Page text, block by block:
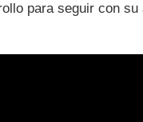
para seguir con su